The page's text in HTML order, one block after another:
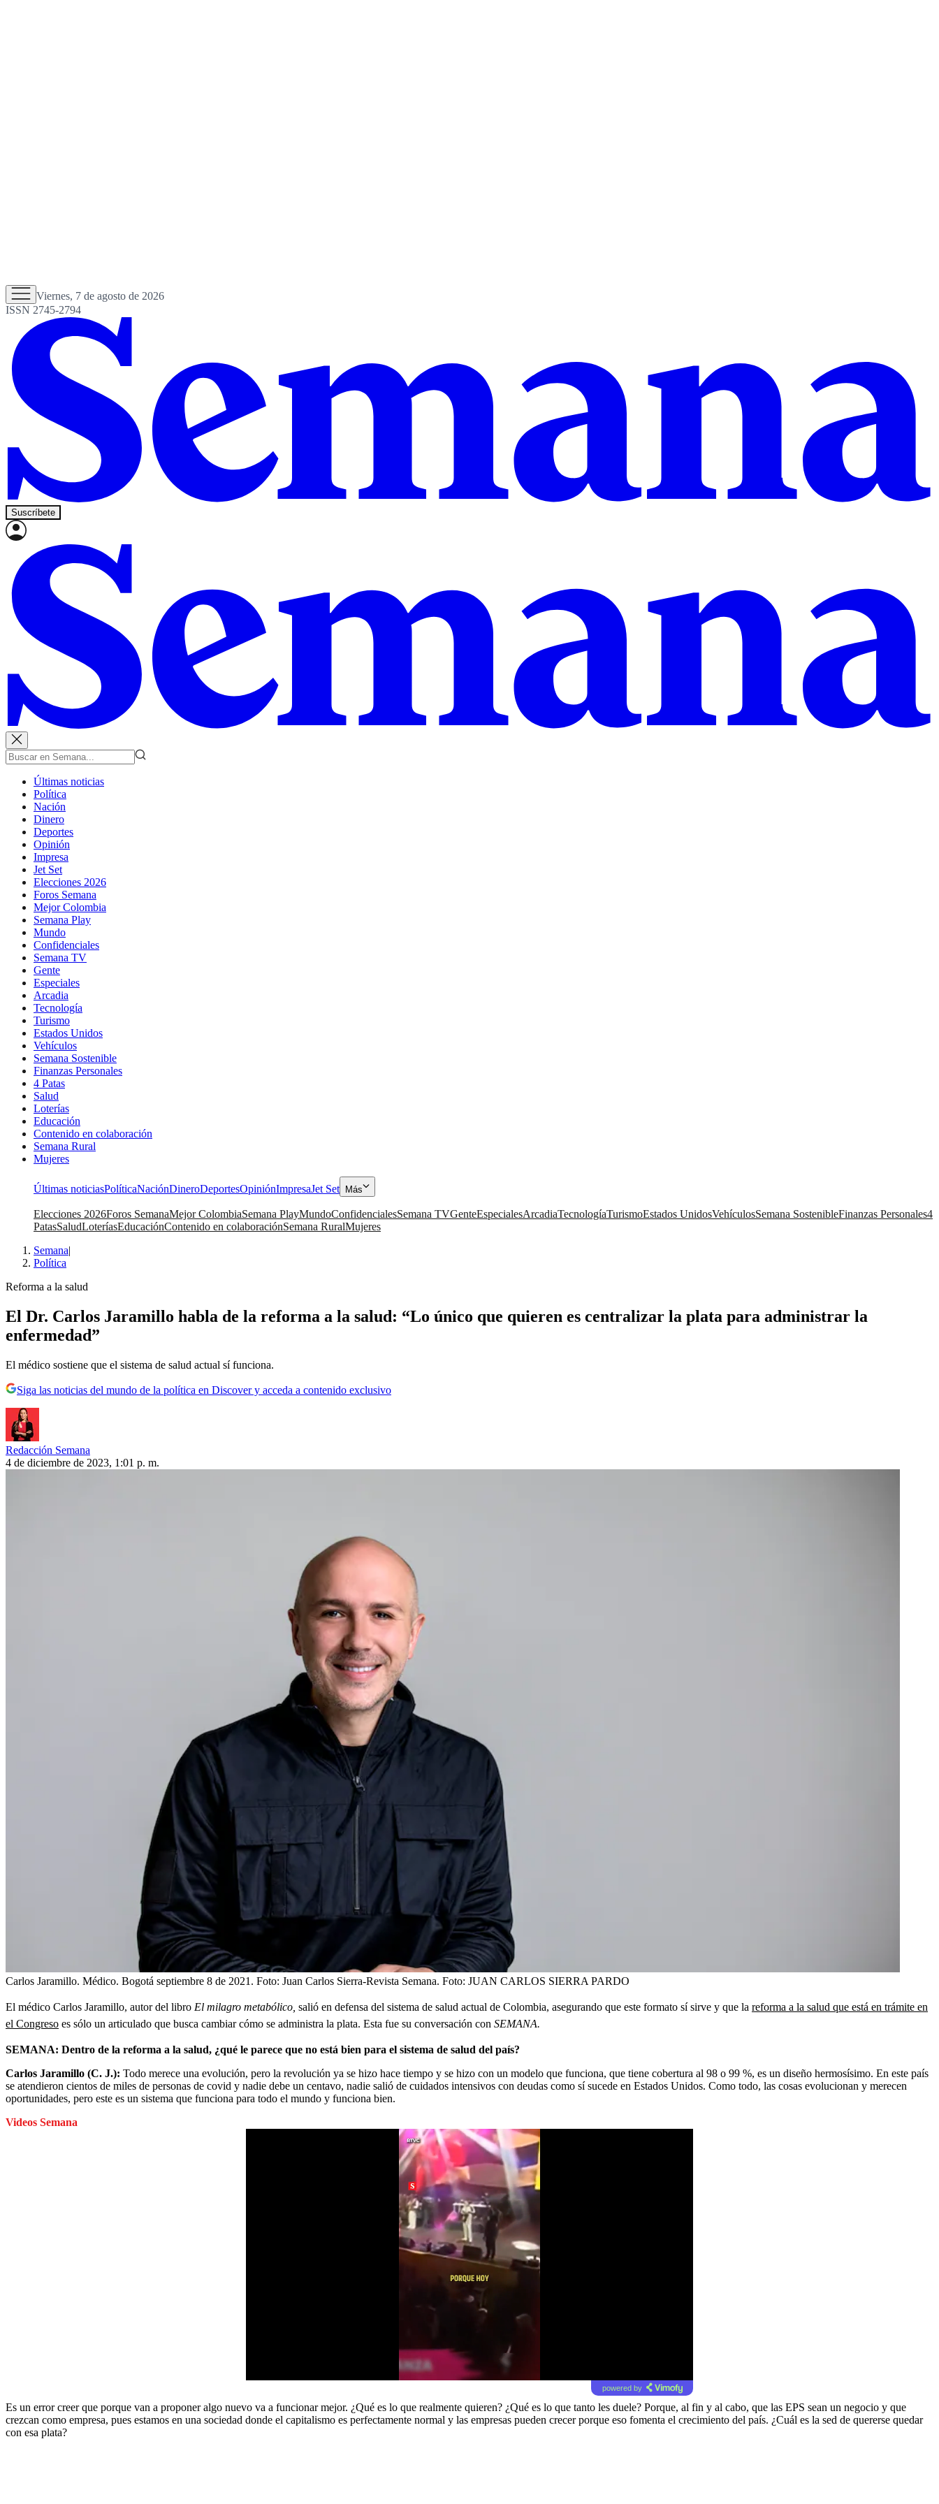
Viernes, 7 de agosto de 2026
ISSN 2745-2794
Suscríbete
Últimas noticias
Política
Nación
Dinero
Deportes
Opinión
Impresa
Jet Set
Elecciones 2026
Foros Semana
Mejor Colombia
Semana Play
Mundo
Confidenciales
Semana TV
Gente
Especiales
Arcadia
Tecnología
Turismo
Estados Unidos
Vehículos
Semana Sostenible
Finanzas Personales
4 Patas
Salud
Loterías
Educación
Contenido en colaboración
Semana Rural
Mujeres
Últimas noticiasPolíticaNaciónDineroDeportesOpiniónImpresaJet Set Más
Elecciones 2026Foros SemanaMejor ColombiaSemana PlayMundoConfidencialesSemana TVGenteEspecialesArcadiaTecnologíaTurismoEstados UnidosVehículosSemana SostenibleFinanzas Personales4
PatasSaludLoteríasEducaciónContenido en colaboraciónSemana RuralMujeres
Semana|
Política
Reforma a la salud
El Dr. Carlos Jaramillo habla de la reforma a la salud: “Lo único que quieren es centralizar la plata para administrar la
enfermedad”
El médico sostiene que el sistema de salud actual sí funciona.
Siga las noticias del mundo de la política en Discover y acceda a contenido exclusivo
Redacción Semana
4 de diciembre de 2023, 1:01 p. m.
Carlos Jaramillo. Médico. Bogotá septiembre 8 de 2021. Foto: Juan Carlos Sierra-Revista Semana. Foto: JUAN CARLOS SIERRA PARDO
El médico Carlos Jaramillo, autor del libro El milagro metabólico, salió en defensa del sistema de salud actual de Colombia, asegurando que este formato sí sirve y que la reforma a la salud que está en trámite en
el Congreso es sólo un articulado que busca cambiar cómo se administra la plata. Esta fue su conversación con SEMANA.
SEMANA: Dentro de la reforma a la salud, ¿qué le parece que no está bien para el sistema de salud del país?
Carlos Jaramillo (C. J.): Todo merece una evolución, pero la revolución ya se hizo hace tiempo y se hizo con un modelo que funciona, que tiene cobertura al 98 o 99 %, es un diseño hermosísimo. En este país
se atendieron cientos de miles de personas de covid y nadie debe un centavo, nadie salió de cuidados intensivos con deudas como sí sucede en Estados Unidos. Como todo, las cosas evolucionan y merecen
oportunidades, pero este es un sistema que funciona para todo el mundo y funciona bien.
Videos Semana
powered by
Es un error creer que porque van a proponer algo nuevo va a funcionar mejor. ¿Qué es lo que realmente quieren? ¿Qué es lo que tanto les duele? Porque, al fin y al cabo, que las EPS sean un negocio y que
crezcan como empresa, pues estamos en una sociedad donde el capitalismo es perfectamente normal y las empresas pueden crecer porque eso fomenta el crecimiento del país. ¿Cuál es la sed de quererse quedar
con esa plata?